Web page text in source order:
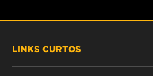
LINKS CURTOS